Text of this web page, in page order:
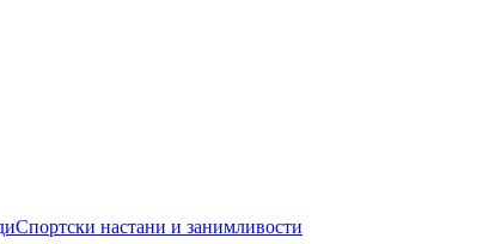
Спортски настани и занимливости